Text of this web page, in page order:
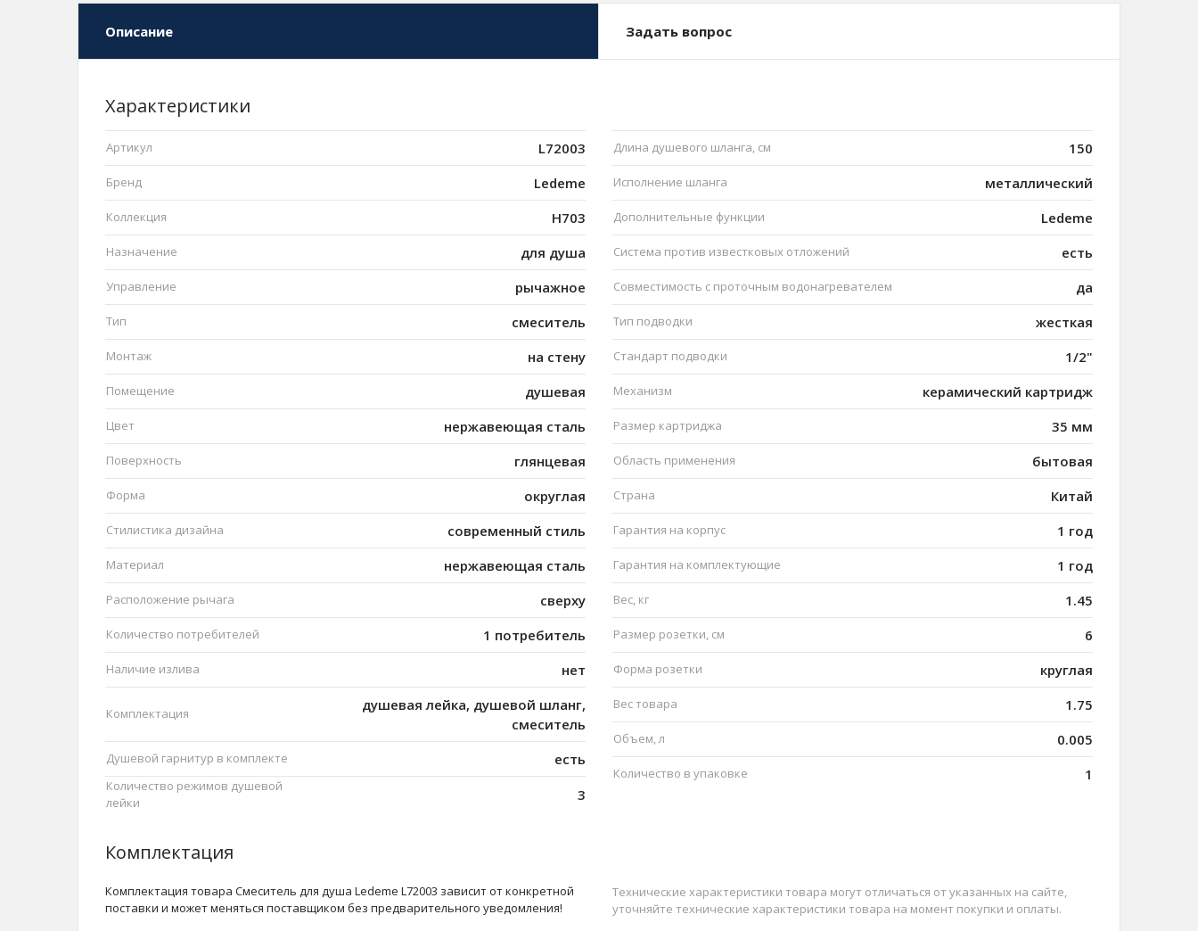
Описание Задать вопрос
Характеристики
Артикул L72003
Бренд Ledeme
Коллекция H703
Назначение для душа
Управление рычажное
Тип смеситель
Монтаж на стену
Помещение душевая
Цвет нержавеющая сталь
Поверхность глянцевая
Форма округлая
Стилистика дизайна современный стиль
Материал нержавеющая сталь
Расположение рычага сверху
Количество потребителей 1 потребитель
Наличие излива нет
Комплектация
душевая лейка, душевой шланг,
смеситель
Душевой гарнитур в комплекте есть
Количество режимов душевой
лейки
3
Длина душевого шланга, см 150
Исполнение шланга металлический
Дополнительные функции Ledeme
Система против известковых отложений есть
Совместимость с проточным водонагревателем да
Тип подводки жесткая
Стандарт подводки 1/2"
Механизм керамический картридж
Размер картриджа 35 мм
Область применения бытовая
Страна Китай
Гарантия на корпус 1 год
Гарантия на комплектующие 1 год
Вес, кг 1.45
Размер розетки, см 6
Форма розетки круглая
Вес товара 1.75
Объем, л 0.005
Количество в упаковке 1
Комплектация
Комплектация товара Смеситель для душа Ledeme L72003 зависит от конкретной
поставки и может меняться поставщиком без предварительного уведомления!
Технические характеристики товара могут отличаться от указанных на сайте,
уточняйте технические характеристики товара на момент покупки и оплаты.